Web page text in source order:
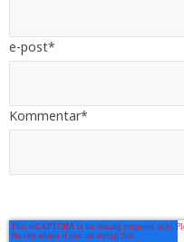
e-post*
Kommentar*